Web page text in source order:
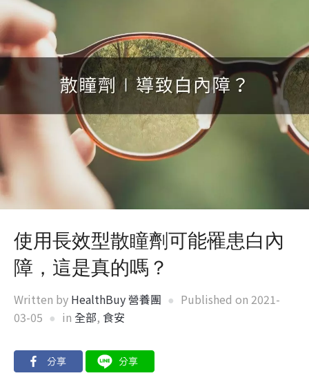
使用長效型散瞳劑可能罹患白內
障，這是真的嗎？
Written by HealthBuy 營養團 Published on 2021-
03-05
in 全部, 食安